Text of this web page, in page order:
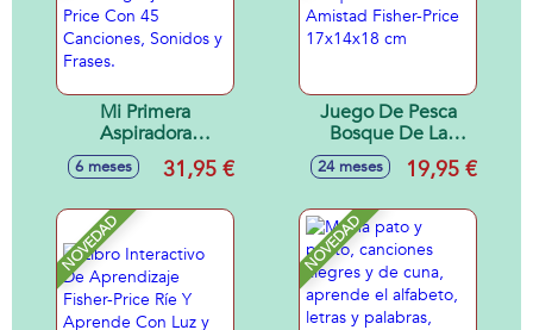
Mi Primera
Aspiradora
Multilenguaje
Fisher-Price Con 45
y Frases.
6 meses 31,95 €
Juego De Pesca
Bosque De La
Amistad Fisher-
Price 17x14x18 cm
24 meses 19,95 €
NOVEDAD NOVEDAD